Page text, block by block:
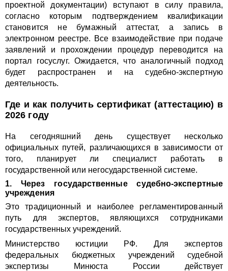
проектной документации) вступают в силу правила,
согласно которым подтверждением квалификации
становится не бумажный аттестат, а запись в
электронном реестре. Все взаимодействие при подаче
заявлений и прохождении процедур переводится на
портал госуслуг. Ожидается, что аналогичный подход
будет распространен и на судебно-экспертную
деятельность.
Где и как получить сертификат (аттестацию) в
2026 году
На сегодняшний день существует несколько
официальных путей, различающихся в зависимости от
того, планирует ли специалист работать в
государственной или негосударственной системе.
1. Через государственные судебно-экспертные
учреждения
Это традиционный и наиболее регламентированный
путь для экспертов, являющихся сотрудниками
государственных учреждений.
Министерство юстиции РФ. Для экспертов
федеральных бюджетных учреждений судебной
экспертизы Минюста России действует